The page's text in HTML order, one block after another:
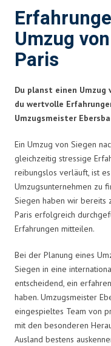
Umzug
Paris
Du planst einen Umzug
du wertvolle
Umzugsmeister
Ein Umzug von Siegen
gleichzeitig stressige
reibungslos verläuft, ist
Umzugsunternehmen zu
Siegen haben wir bereits
Paris erfolgreich
Erfahrungen mitteilen.
Bei der Planung eines
Siegen in eine
entscheidend, ein
haben. Umzugsmeister
eingespieltes Team von
mit den besonderen
Ausland bestens